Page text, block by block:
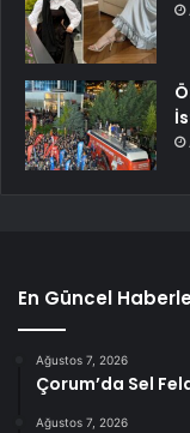
En Güncel
Ağustos 7, 2026
Çorum’da Sel
Ağustos 7, 2026